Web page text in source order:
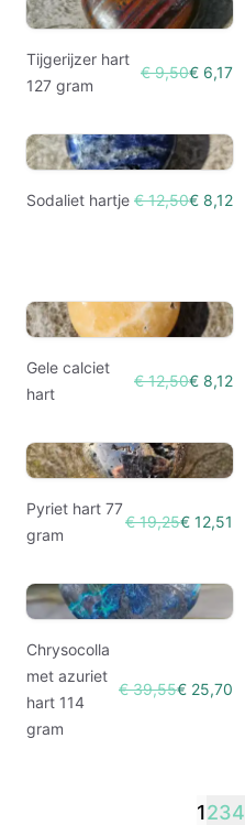
Tijgerijzer hart
127 gram
€ 9,50€ 6,17
Sodaliet hartje € 12,50€ 8,12
Gele calciet
hart
€ 12,50€ 8,12
Pyriet hart 77
gram
€ 19,25€ 12,51
Chrysocolla
met azuriet
hart 114
gram
€ 39,55€ 25,70
1234